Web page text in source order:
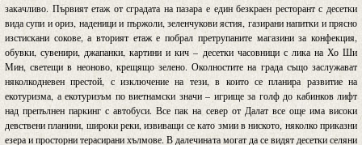
закачливо. Първият етаж от сградата на пазара е един безкраен ресторант с десетки
вида супи и ориз, наденици и пържоли, зеленчукови ястия, газирани напитки и прясно
изстискани сокове, а вторият етаж е побрал претрупаните магазини за конфекция,
обувки, сувенири, джапанки, картини и кич – десетки часовници с лика на Хо Ши
Мин, светещи в неоново, крещящо зелено. Околностите на града също заслужават
няколкодневен престой, с изключение на тези, в които се планира развитие на
екотуризма, а екотуризъм по виетнамски значи – игрище за голф до кабинков лифт
над препълнен паркинг с автобуси. Все пак на север от Далат все още има високи
девствени планини, широки реки, извиващи се като змии в ниското, няколко приказни
езера и просторни терасирани хълмове. В далечината могат да се видят десетки селяни